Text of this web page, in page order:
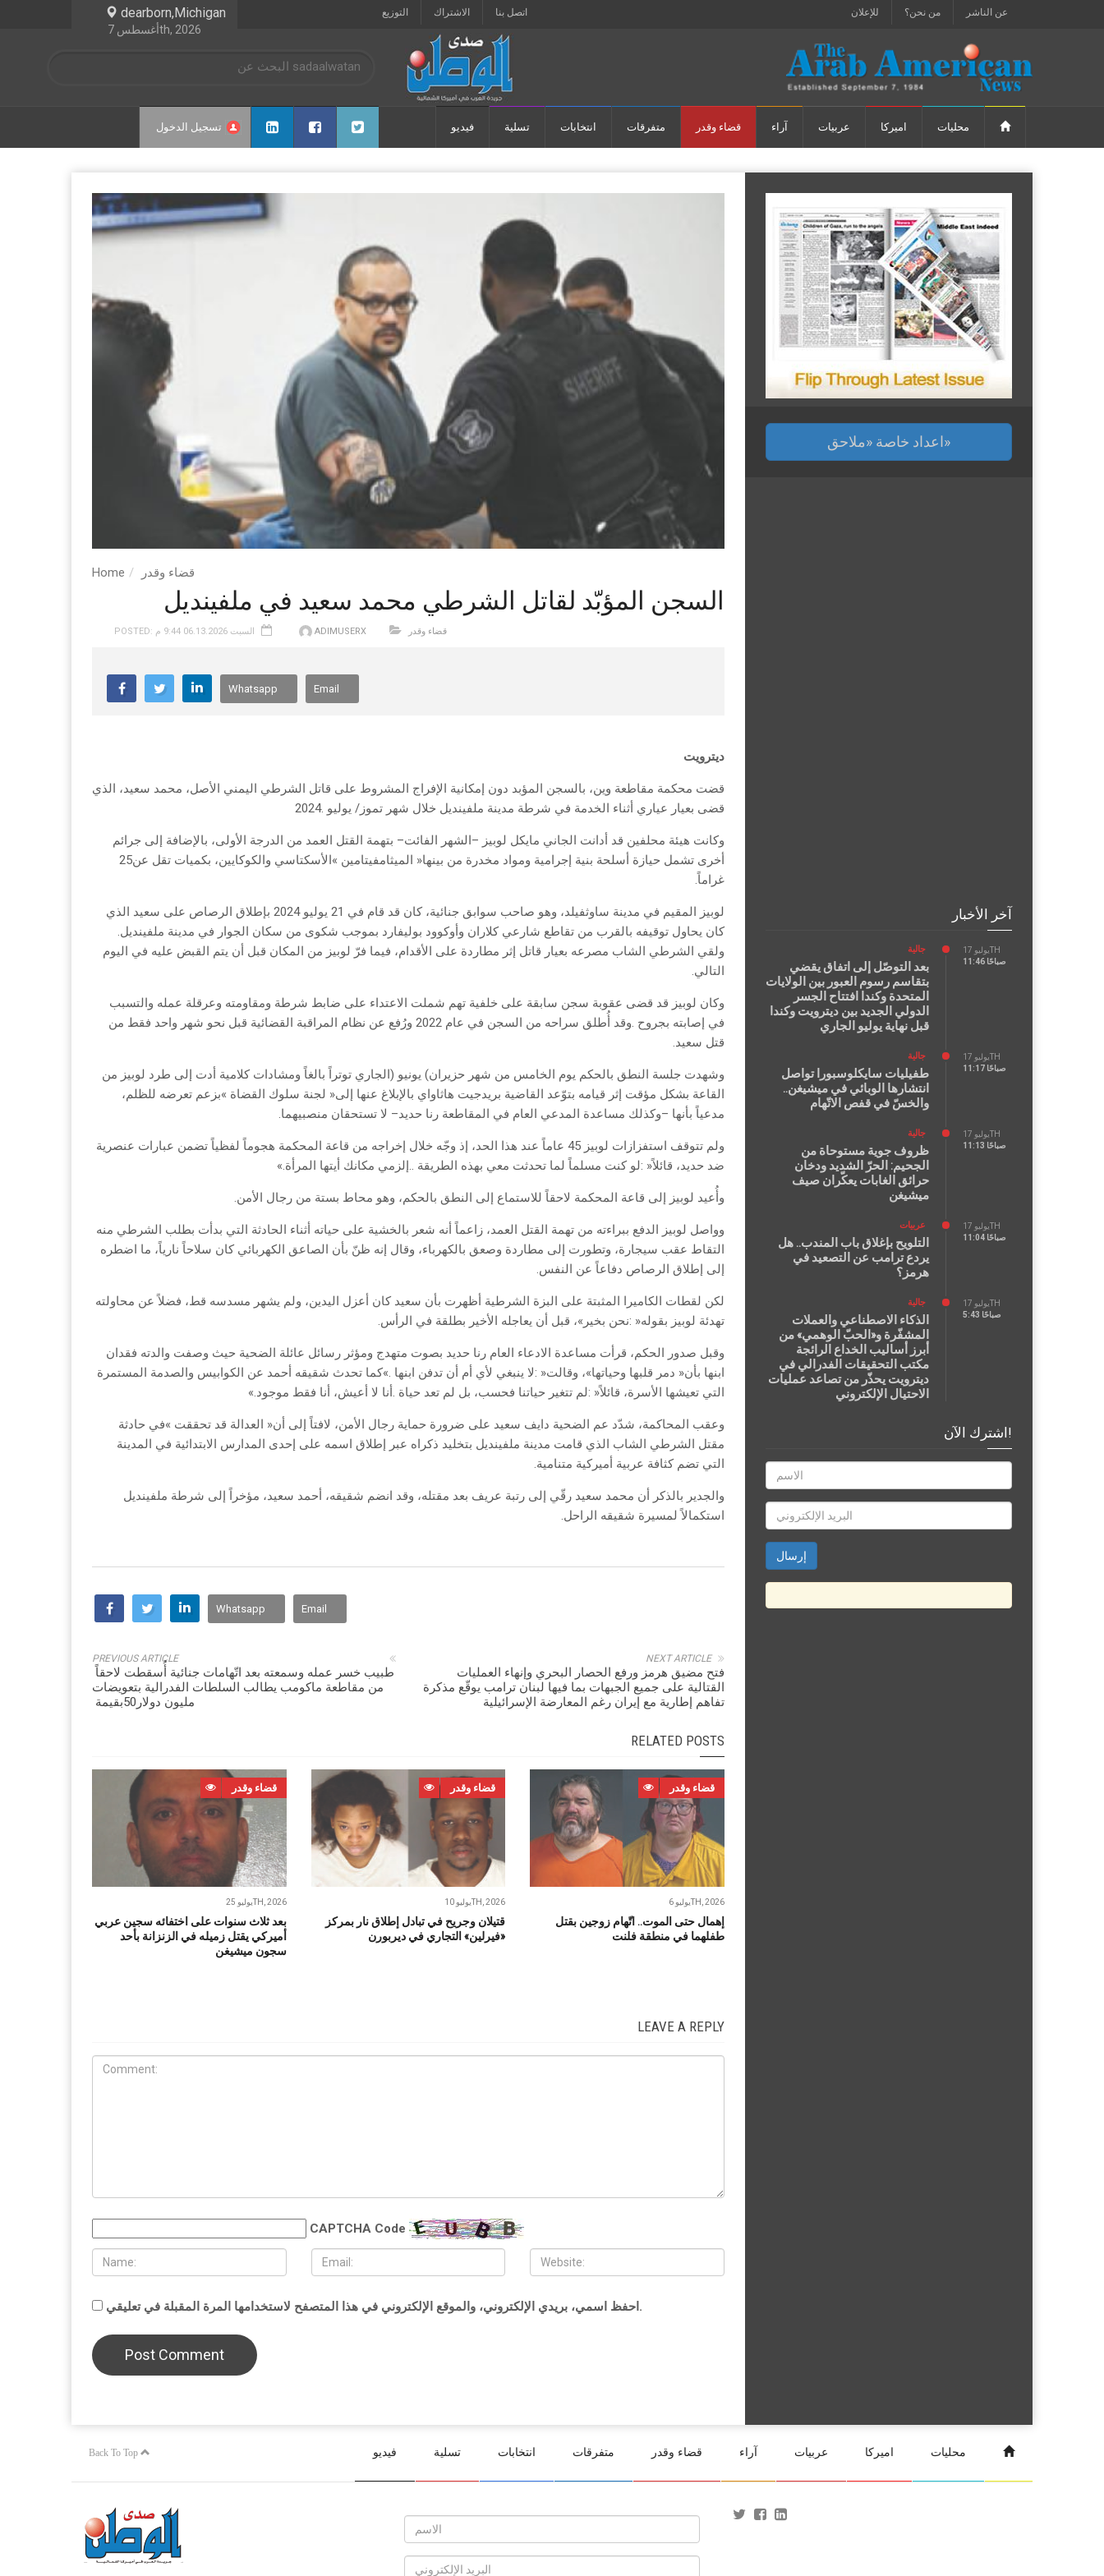
dearborn,Michigan
أغسطس 7th, 2026
اتصل بنا الاشتراك التوزيع عن الناشر من نحن؟ للإعلان
تسجيل الدخول محليات اميركا عربيات آراء قضاء وقدر متفرقات انتخابات تسلية فيديو
Home قضاء وقدر
السجن‭ ‬المؤبّد‭ ‬لقاتل‭ ‬الشرطي‭ ‬محمد‭ ‬سعيد‭ ‬في‭ ‬ملفينديل
POSTED: السبت 06.13.2026 9:44 م ADIMUSERX قضاء وقدر
Whatsapp Email
ديترويت
‬قضى‭ ‬بعيار‭ ‬عياري‭ ‬أثناء‭ ‬الخدمة‭ ‬في‭ ‬شرطة‭ ‬مدينة‭ ‬ملفينديل‭ ‬خلال‭ ‬شهر‭ ‬تموز‭ /‬يوليو ‬2024‭.‬
‬أخرى‭ ‬تشمل‭ ‬حيازة‭ ‬أسلحة‭ ‬بنية‭ ‬إجرامية‭ ‬ومواد‭ ‬مخدرة‭ ‬من‭ ‬بينها‭ ‬‮«‬الميثامفيتامين‮»‬‭ ‬الأسكتاسي‭ ‬والكوكايين،‭ ‬بكميات‭ ‬تقل‭ ‬عن‭ ‬25‭
‬غراماً‭.‬
‬كان‭ ‬يحاول‭ ‬توقيفه‭ ‬بالقرب‭ ‬من‭ ‬تقاطع‭ ‬شارعي‭ ‬كلاران‭ ‬وأوكوود‭ ‬بوليفارد‭ ‬بموجب‭ ‬شكوى‭ ‬من‭ ‬سكان‭ ‬الجوار‭ ‬في‭ ‬مدينة‭ ‬ملفينديل‭.
‬التالي‭.‬
‬قتل‭ ‬سعيد‭.‬
‬مدعياً‭ ‬بأنها‭ ‬–وكذلك‭ ‬مساعدة‭ ‬المدعي‭ ‬العام‭ ‬في‭ ‬المقاطعة‭ ‬رنا‭ ‬حديد–‭ ‬لا‭ ‬تستحقان‭ ‬منصبيهما‭.‬
‬ضد‭ ‬حديد،‭ ‬قائلاً‭: ‬‮«‬لو‭ ‬كنت‭ ‬مسلماً‭ ‬لما‭ ‬تحدثت‭ ‬معي‭ ‬بهذه‭ ‬الطريقة‭.. ‬إلزمي‭ ‬مكانك‭ ‬أيتها‭ ‬المرأة‮»‬‭.‬
وأُعيد‭ ‬لوبيز‭ ‬إلى‭ ‬قاعة‭ ‬المحكمة‭ ‬لاحقاً‭ ‬للاستماع‭ ‬إلى‭ ‬النطق‭ ‬بالحكم،‭ ‬وهو‭ ‬محاط‭ ‬بستة‭ ‬من‭ ‬رجال‭ ‬الأمن‭.‬
‬إلى‭ ‬إطلاق‭ ‬الرصاص‭ ‬دفاعاً‭ ‬عن‭ ‬النفس‭.‬
‬تهدئة‭ ‬لوبيز‭ ‬بقوله‭: ‬‮«‬نحن‭ ‬بخير‮»‬،‭ ‬قبل‭ ‬أن‭ ‬يعاجله‭ ‬الأخير‭ ‬بطلقة‭ ‬في‭ ‬الرأس‭.‬
‬التي‭ ‬تعيشها‭ ‬الأسرة،‭ ‬قائلاً‭: ‬‮«‬لم‭ ‬تتغير‭ ‬حياتنا‭ ‬فحسب،‭ ‬بل‭ ‬لم‭ ‬تعد‭ ‬حياة‭. ‬أنا‭ ‬لا‭ ‬أعيش،‭ ‬أنا‭ ‬فقط‭ ‬موجود‮»‬‭.‬
‬التي‭ ‬تضم‭ ‬كثافة‭ ‬عربية‭ ‬أميركية‭ ‬متنامية‭. ‬
‬استكمالاً‭ ‬لمسيرة‭ ‬شقيقه‭ ‬الراحل‭.‬
Whatsapp Email
NEXT ARTICLE
فتح مضيق هرمز ورفع الحصار البحري وإنهاء العمليات
القتالية على جميع الجبهات بما فيها لبنان ترامب يوقّع مذكرة
تفاهم إطارية مع إيران رغم المعارضة الإسرائيلية
PREVIOUS ARTICLE
RELATED POSTS
قضاء وقدر
يوليو 25TH, 2026
بعد ثلاث سنوات على اختفائه سجين عربي
أميركي يقتل زميله في الزنزانة بأحد
سجون ميشيغن
قضاء وقدر
يوليو 10TH, 2026
قتيلان وجريح في تبادل إطلاق نار بمركز
«فيرلين» التجاري في ديربورن
قضاء وقدر
يوليو 6TH, 2026
إهمال حتى الموت.. اتّهام زوجين بقتل
طفلهما في منطقة فلنت
LEAVE A REPLY
CAPTCHA Code
احفظ اسمي، بريدي الإلكتروني، والموقع الإلكتروني في هذا المتصفح لاستخدامها المرة المقبلة في تعليقي.
اعداد خاصة «ملاحق»
آخر الأخبار
يوليو 17TH
11:46 صباحًا
جالية
بعد التوصّل إلى اتفاق يقضي
بتقاسم رسوم العبور بين الولايات
المتحدة وكندا افتتاح الجسر
الدولي الجديد بين ديترويت وكندا
قبل نهاية يوليو الجاري
يوليو 17TH
11:17 صباحًا
جالية
طفيليات سايكلوسبورا تواصل
انتشارها الوبائي في ميشيغن..
والخسّ في قفص الاتّهام
يوليو 17TH
11:13 صباحًا
جالية
ظروف جوية مستوحاة من
الجحيم: الحرّ الشديد ودخان
حرائق الغابات يعكّران صيف
ميشيغن
يوليو 17TH
11:04 صباحًا
عربيات
التلويح بإغلاق باب المندب.. هل
يردع ترامب عن التصعيد في
هرمز؟
يوليو 17TH
5:43 صباحًا
جالية
الذكاء الاصطناعي والعملات
المشفّرة و«الحبّ الوهمي» من
أبرز أساليب الخداع الرائجة
مكتب التحقيقات الفدرالي في
ديترويت يحذّر من تصاعد عمليات
الاحتيال الإلكتروني
اشترك الآن!
محليات اميركا عربيات آراء قضاء وقدر متفرقات انتخابات تسلية فيديو Back To Top